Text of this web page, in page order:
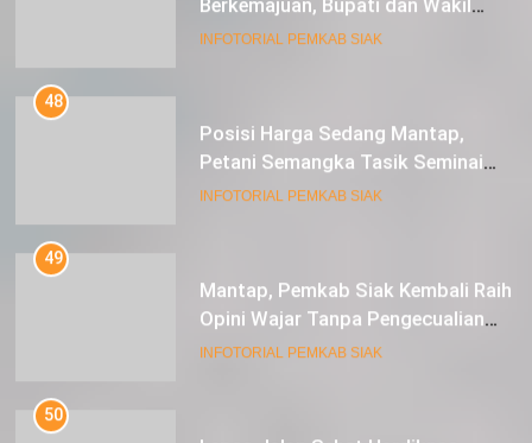
Bupati Siak Terima Gelar Adat
INFOTORIAL PEMKAB SIAK
48
Petani Semangka Tasik Seminai
Raup Untung
INFOTORIAL PEMKAB SIAK
49
Opini Wajar Tanpa Pengecualian
ke-13 Dari BPK RI.
INFOTORIAL PEMKAB SIAK
50